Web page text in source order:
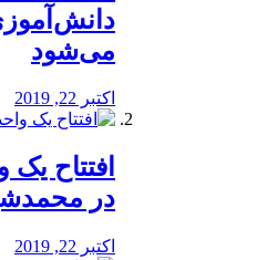
می‌شود
اکتبر 22, 2019
افتتاح
در
اکتبر 22, 2019